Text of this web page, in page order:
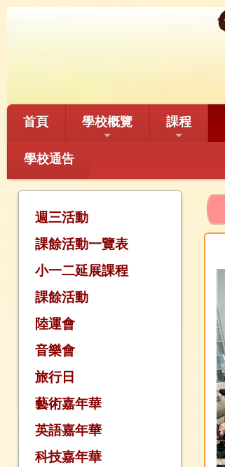
首頁 學校概覽 課程
學校通告
週三活動
課餘活動一覽表
小一二延展課程
課餘活動
陸運會
音樂會
旅行日
藝術嘉年華
英語嘉年華
科技嘉年華